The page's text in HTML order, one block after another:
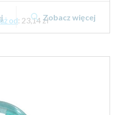
od: 23,14 złZobacz więcej